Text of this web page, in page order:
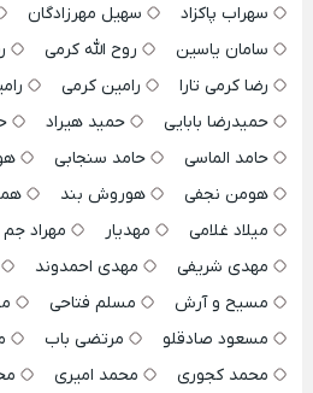
سهراب پاکزاد
سهیل مهرزادگان
سامان یاسین
روح الله کرمی
رضا کرمی تارا
رامین کرمی
حمیدرضا بابایی
حمید هیراد
حامد الماسی
حامد سنجابی
هومن نجفی
هوروش بند
میلاد غلامی
مهدیار مهراد جم
مهدی شریفی
مهدی احمدوند
مسیح و آرش
مسلم فتاحی
مسعود صادقلو
مرتضی باب
محمد کجوری
محمد امیری